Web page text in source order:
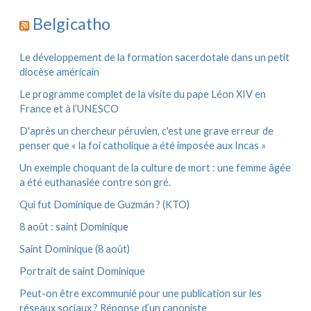
i
e
s
Belgicatho
Le développement de la formation sacerdotale dans un petit
diocèse américain
Le programme complet de la visite du pape Léon XIV en
France et à l’UNESCO
D'après un chercheur péruvien, c'est une grave erreur de
penser que « la foi catholique a été imposée aux Incas »
Un exemple choquant de la culture de mort : une femme âgée
a été euthanasiée contre son gré.
Qui fut Dominique de Guzmán ? (KTO)
8 août : saint Dominique
Saint Dominique (8 août)
Portrait de saint Dominique
Peut-on être excommunié pour une publication sur les
réseaux sociaux ? Réponse d’un canoniste